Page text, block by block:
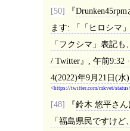
[50]
ます: 「「ヒロシマ
「フクシマ」表記も
/ Twitter
午前9:32
4(2022)年9月21日(水
https://twitter.com/mkvet/
[48]
鈴木 悠平さ
「福島県民ですけ